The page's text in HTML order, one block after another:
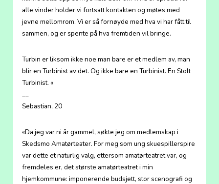
alle vinder holder vi fortsatt kontakten og møtes med
jevne mellomrom. Vi er så fornøyde med hva vi har fått til
sammen, og er spente på hva fremtiden vil bringe.
Turbin er liksom ikke noe man bare er et medlem av, man
blir en Turbinist av det. Og ikke bare en Turbinist. En Stolt
Turbinist. «
Sebastian, 20
«Da jeg var ni år gammel, søkte jeg om medlemskap i
Skedsmo Amatørteater. For meg som ung skuespillerspire
var dette et naturlig valg, ettersom amatørteatret var, og
fremdeles er, det største amatørteatret i min
hjemkommune: imponerende budsjett, stor scenografi og